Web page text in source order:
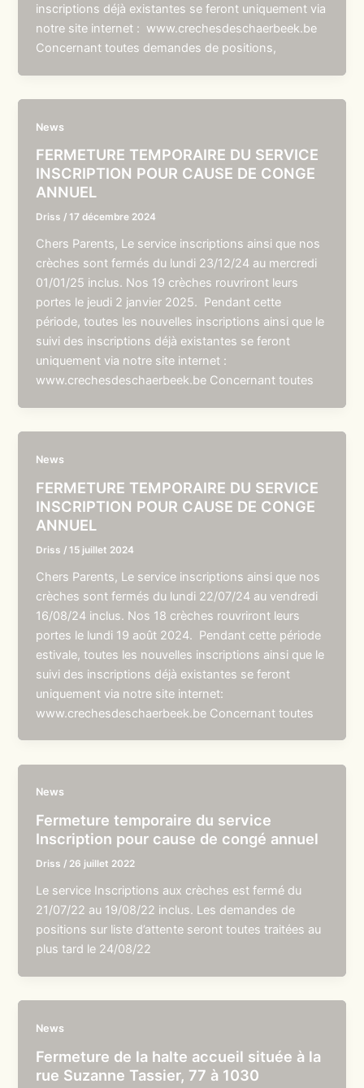
inscriptions déjà existantes se feront uniquement via
notre site internet : www.crechesdeschaerbeek.be
Concernant toutes demandes de positions,
News
FERMETURE TEMPORAIRE DU SERVICE
INSCRIPTION POUR CAUSE DE CONGE
ANNUEL
Driss /17 décembre 2024
Chers Parents, Le service inscriptions ainsi que nos
crèches sont fermés du lundi 23/12/24 au mercredi
01/01/25 inclus. Nos 19 crèches rouvriront leurs
portes le jeudi 2 janvier 2025. Pendant cette
période, toutes les nouvelles inscriptions ainsi que le
suivi des inscriptions déjà existantes se feront
uniquement via notre site internet :
www.crechesdeschaerbeek.be Concernant toutes
News
FERMETURE TEMPORAIRE DU SERVICE
INSCRIPTION POUR CAUSE DE CONGE
ANNUEL
Driss /15 juillet 2024
Chers Parents, Le service inscriptions ainsi que nos
crèches sont fermés du lundi 22/07/24 au vendredi
16/08/24 inclus. Nos 18 crèches rouvriront leurs
portes le lundi 19 août 2024. Pendant cette période
estivale, toutes les nouvelles inscriptions ainsi que le
suivi des inscriptions déjà existantes se feront
uniquement via notre site internet:
www.crechesdeschaerbeek.be Concernant toutes
News
Fermeture temporaire du service
Inscription pour cause de congé annuel
Driss / 26 juillet 2022
Le service Inscriptions aux crèches est fermé du
21/07/22 au 19/08/22 inclus. Les demandes de
positions sur liste d’attente seront toutes traitées au
plus tard le 24/08/22
News
Fermeture de la halte accueil située à la
rue Suzanne Tassier, 77 à 1030